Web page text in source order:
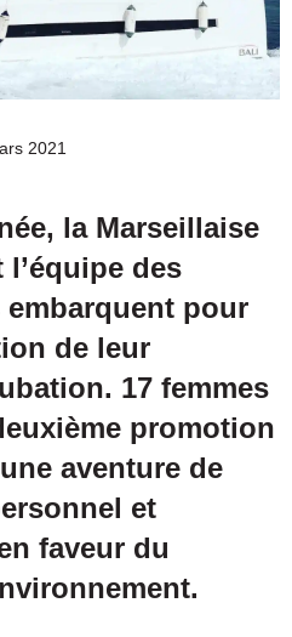
2021
la Marseillaise
l’équipe des
pour
de leur
17 femmes
promotion
aventure de
et
faveur du